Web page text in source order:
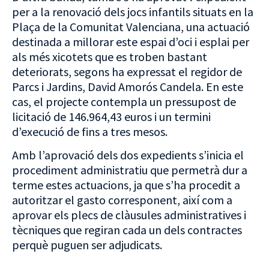
per a la renovació dels jocs infantils situats en la
Plaça de la Comunitat Valenciana, una actuació
destinada a millorar este espai d’oci i esplai per
als més xicotets que es troben bastant
deteriorats, segons ha expressat el regidor de
Parcs i Jardins, David Amorós Candela. En este
cas, el projecte contempla un pressupost de
licitació de 146.964,43 euros i un termini
d’execució de fins a tres mesos.
Amb l’aprovació dels dos expedients s’inicia el
procediment administratiu que permetrà dur a
terme estes actuacions, ja que s’ha procedit a
autoritzar el gasto corresponent, així com a
aprovar els plecs de clàusules administratives i
tècniques que regiran cada un dels contractes
perquè puguen ser adjudicats.